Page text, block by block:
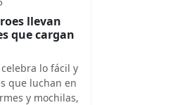
llevan
que cargan
lo fácil y
que luchan en
y mochilas,